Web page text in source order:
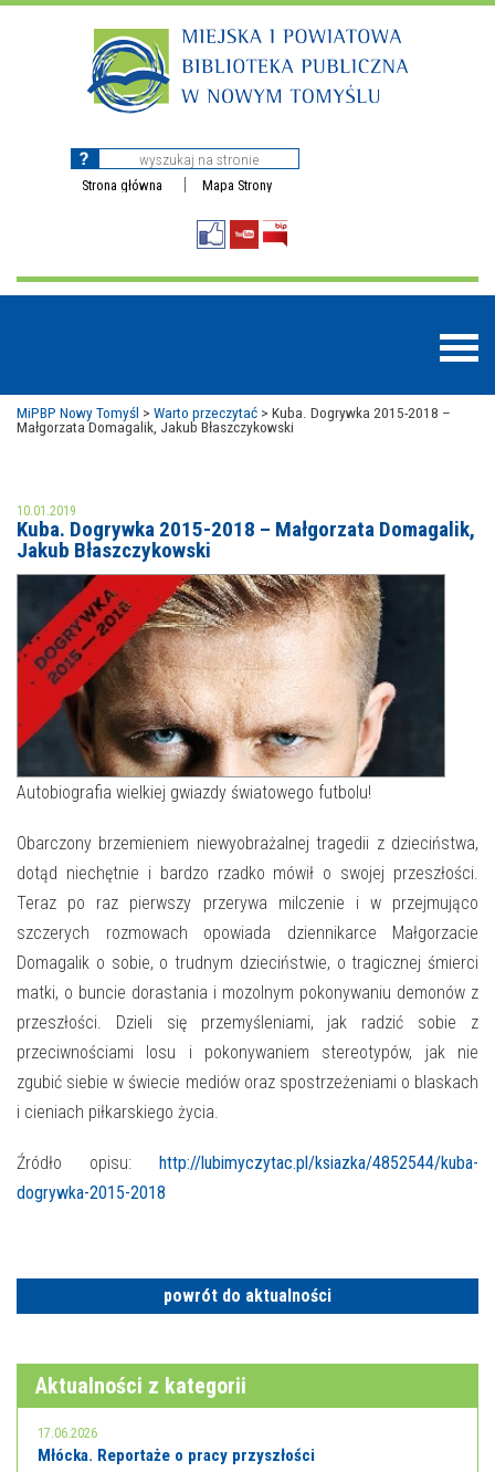
Strona główna Mapa Strony
MOJE KONTO
AKTUALNOŚCI
NAJBLIŻSZE WYDARZENIA
WYDARZENIA BIEŻĄCE
WYDARZYŁO SIĘ
NASZA OFERTA
STREFA WIEDZY O REGIONIE
STREFA KOLORU
FORMY STAŁE
NASZE FILIE
POLECANE STRONY
WYDARZENIA KULTURALNE
FOTO
E-INFORMATOR
O NAS
MiPBP Nowy Tomyśl > Warto przeczytać > Kuba. Dogrywka 2015-2018 –
Małgorzata Domagalik, Jakub Błaszczykowski
10.01.2019
Kuba. Dogrywka 2015-2018 – Małgorzata Domagalik,
Jakub Błaszczykowski
Autobiografia wielkiej gwiazdy światowego futbolu!
Obarczony brzemieniem niewyobrażalnej tragedii z dzieciństwa,
dotąd niechętnie i bardzo rzadko mówił o swojej przeszłości.
Teraz po raz pierwszy przerywa milczenie i w przejmująco
szczerych rozmowach opowiada dziennikarce Małgorzacie
Domagalik o sobie, o trudnym dzieciństwie, o tragicznej śmierci
matki, o buncie dorastania i mozolnym pokonywaniu demonów z
przeszłości. Dzieli się przemyśleniami, jak radzić sobie z
przeciwnościami losu i pokonywaniem stereotypów, jak nie
zgubić siebie w świecie mediów oraz spostrzeżeniami o blaskach
i cieniach piłkarskiego życia.
Źródło opisu: http://lubimyczytac.pl/ksiazka/4852544/kuba-
dogrywka-2015-2018
powrót do aktualności
Aktualności z kategorii
17.06.2026
Młócka. Reportaże o pracy przyszłości